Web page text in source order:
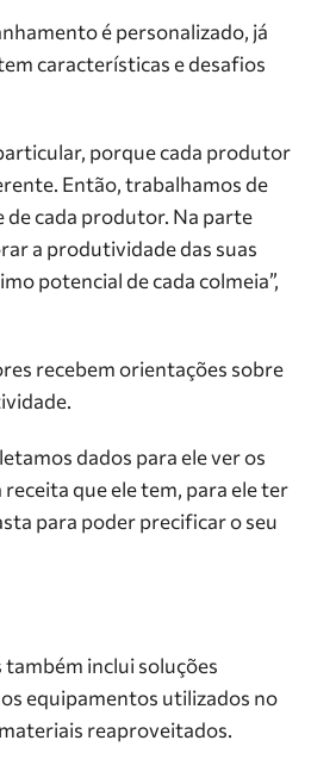
é personalizado, já
características e desafios
porque cada produtor
Então, trabalhamos de
de cada produtor. Na parte
a produtividade das suas
potencial de cada colmeia”,
recebem orientações sobre
dados para ele ver os
que ele tem, para ele ter
para poder precificar o seu
também inclui soluções
equipamentos utilizados no
reaproveitados.